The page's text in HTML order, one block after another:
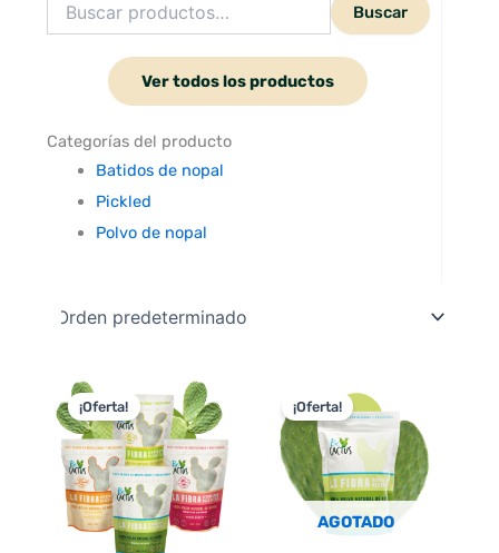
por:
Buscar
Ver todos los productos
Categorías del producto
Batidos de nopal
Pickled
Polvo de nopal
¡Oferta!precio
original
era:
$52.960,00.
precio
actual
es:
$45.000,00.
AGOTADO
¡Oferta!precio
original
era:
$11.990,00.
es:
$8.000,00.